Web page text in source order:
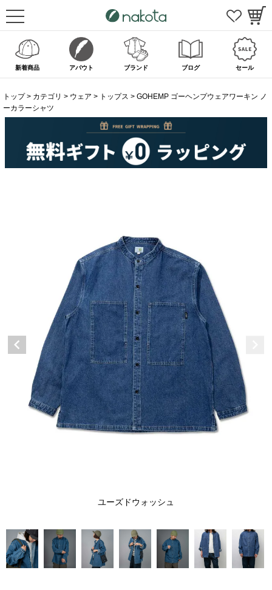
新着商品 アバウト ブランド ブログ セール
トップ カテゴリ ウェア トップス
GOHEMP ゴーヘンプウェアワーキン ノ
ーカラーシャツ
ユーズドウォッシュ